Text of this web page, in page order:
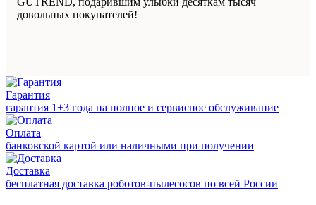
довольных покупателей!
Гарантия
гарантия 1+3 года на полное и сервисное обслуживание
Оплата
банковской картой или наличными при получении
Доставка
бесплатная доставка роботов-пылесосов по всей России